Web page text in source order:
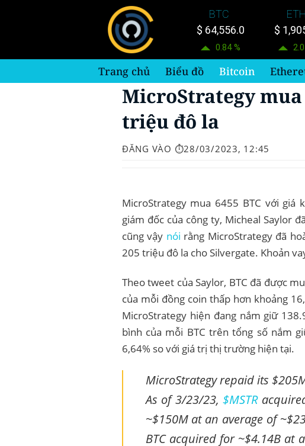
BTC
$ 64,556.0
0.84 %
ETH
$
Trang chủ Biểu đồ Bitcoin
MicroStrategy mua
triệu đô la
ĐĂNG VÀO ⏱️28/03/2023, 12:45
MicroStrategy mua 6455 BTC với
giám đốc của công ty, Micheal Saylor
cũng vậy nói rằng MicroStrategy đã
205 triệu đô la cho Silvergate. Khoản
Theo tweet của Saylor, BTC đã được
của mỗi đồng coin thấp hơn khoảng
MicroStrategy hiện đang nắm giữ
bình của mỗi BTC trên tổng số nắm
6,64% so với giá trị thị trường hiện tại.
MicroStrategy repaid its
As of 3/23/23,$MSTR
~$150M at an average of
BTC acquired for ~$4.14B at